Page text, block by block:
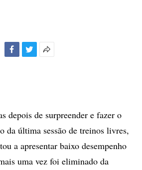
depois de surpreender e fazer o
da última sessão de treinos livres,
a apresentar baixo desempenho
uma vez foi eliminado da